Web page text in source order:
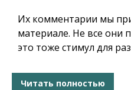
Их комментарии мы
материале. Не все они
это тоже стимул для
Читать полностью